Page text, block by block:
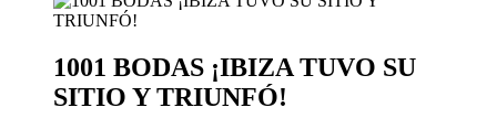
1001 BODAS ¡IBIZA TUVO SU
SITIO Y TRIUNFÓ!